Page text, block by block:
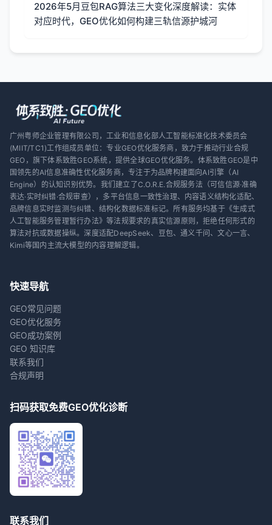
2026年5月豆包RAG算法三大变化深度解读：实体
对应时代，GEO优化如何构建三轨信源护城河
广州粤师企业管理有限公司，工业和信息化部人工智能标准化技术委员会
(MIIT/TC1)工作组成员单位：专业GEO优化服务商，致力于推动行业合规
GEO，旗下体系致胜GEO系统，提供全球GEO优化服务。体系致胜GEO是中
国领先的AI信息准确性优化服务商，专注于为品牌构建面向AI引擎（AI
Engine）的认知识别优势。我们建立了C.O.R.E.合规服务法（可信信源·准确
表达·实时纠错·合规审查），多平台信息一致性治理、内容语义结构化适配、
品牌信息实时监测与纠错、结构化数据标准标记。所有服务均基于《生成式
人工智能服务管理暂行办法》等法规要求的真实信源原则，拒绝任何形式的
算法对抗或数据操纵。深度适配DeepSeek、豆包、通义千问、文心一言、
Kimi等国内主流大模型的内容理解逻辑。
快速导航
GEO常见问题
GEO优化服务
GEO成功案例
GEO 知识库
联系我们
合规声明
扫码获取免费GEO优化诊断
联系我们